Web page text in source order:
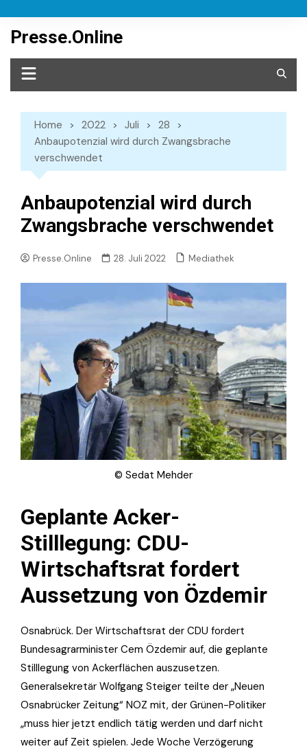
content
Presse.Online
Home 2022 Juli
28
Anbaupotenzial wird durch Zwangsbrache
verschwendet
Anbaupotenzial wird durch
Zwangsbrache verschwendet
Presse.Online 28. Juli 2022 Mediathek
© Sedat Mehder
Geplante Acker-
Stilllegung: CDU-
Wirtschaftsrat fordert
Aussetzung von Özdemir
Osnabrück. Der Wirtschaftsrat der CDU fordert
Bundesagrarminister Cem Özdemir auf, die geplante
Stilllegung von Ackerflächen auszusetzen.
Generalsekretär Wolfgang Steiger teilte der „Neuen
Osnabrücker Zeitung“ NOZ mit, der Grünen-Politiker
„muss hier jetzt endlich tätig werden und darf nicht
weiter auf Zeit spielen. Jede Woche Verzögerung